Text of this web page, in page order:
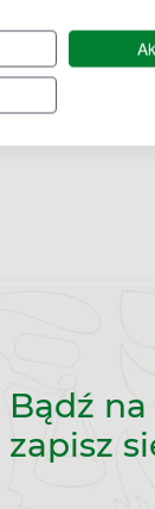
Bądź
zapisz